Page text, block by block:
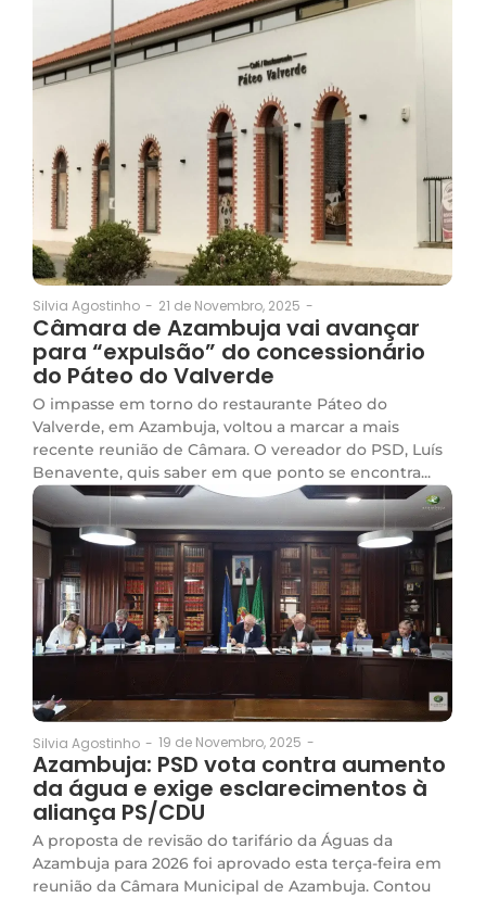
Silvia Agostinho - 21 de Novembro, 2025 -
Câmara de Azambuja vai avançar
para “expulsão” do concessionário
do Páteo do Valverde
O impasse em torno do restaurante Páteo do
Valverde, em Azambuja, voltou a marcar a mais
recente reunião de Câmara. O vereador do PSD, Luís
Benavente, quis saber em que ponto se encontra...
Silvia Agostinho - 19 de Novembro, 2025 -
Azambuja: PSD vota contra aumento
da água e exige esclarecimentos à
aliança PS/CDU
A proposta de revisão do tarifário da Águas da
Azambuja para 2026 foi aprovado esta terça-feira em
reunião da Câmara Municipal de Azambuja. Contou